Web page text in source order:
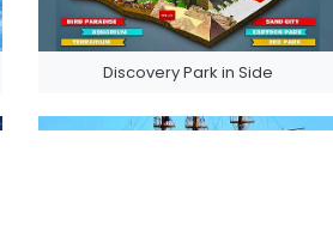
Discovery Park in Side